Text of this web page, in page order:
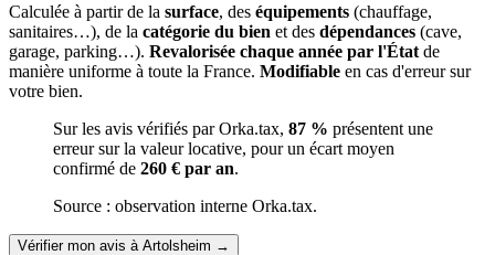
Calculée à partir de la surface, des équipements (chauffage,
sanitaires…), de la catégorie du bien et des dépendances (cave,
garage, parking…). Revalorisée chaque année par l'État de
manière uniforme à toute la France. Modifiable en cas d'erreur sur
votre bien.
Sur les avis vérifiés par Orka.tax, 87 % présentent une
erreur sur la valeur locative, pour un écart moyen
confirmé de 260 € par an.
Source : observation interne Orka.tax.
Vérifier mon avis à Artolsheim →